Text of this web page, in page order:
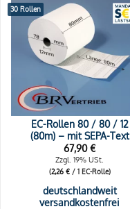
30 Rollen
EC-Rollen 80 / 80 / 12
(80m) – mit SEPA-Text
67,90€
Zzgl. 19% USt.
(2,26 €/ 1 EC-Rolle)
deutschlandweit
versandkostenfrei